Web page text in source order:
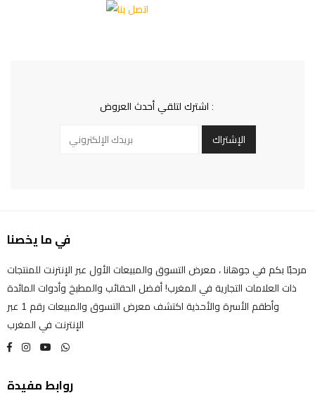
اشترك لتلقي أحدث العروض :
الإشتراك
في ما يخصنا
مرحبًا بكم في جوهانا ، معرض التسوق والمبيعات الأول عبر الإنترنت للمنتجات
ذات العلامات التجارية في المغرب! أفضل الحقائب والمطبخ وأدوات المائدة
وأطقم الأسرة والأحذية اكتشف معرض التسوق والمبيعات رقم 1 عبر
الإنترنت في المغرب
روابط مفيدة